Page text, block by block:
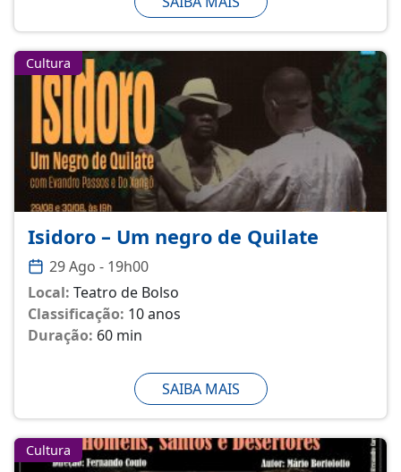
Cultura
Isidoro – Um negro de Quilate
29 Ago - 19h00
Local: Teatro de Bolso
Classificação: 10 anos
Duração: 60 min
SAIBA MAIS
Cultura